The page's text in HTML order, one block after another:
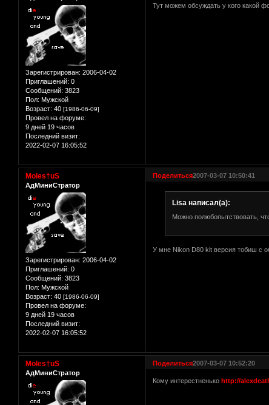
Зарегистрирован: 2006-04-02
Приглашений: 0
Сообщений: 3823
Пол: Мужской
Возраст: 40 [1986-06-09]
Провел на форуме:
9 дней 19 часов
Последний визит:
2022-02-07 16:05:52
Тут можем обсуждать у кого какой
Поделиться2007-03-07 10:50:41
Moles†uS
АдМиниСтратор
Зарегистрирован: 2006-04-02
Приглашений: 0
Сообщений: 3823
Пол: Мужской
Возраст: 40 [1986-06-09]
Провел на форуме:
9 дней 19 часов
Последний визит:
2022-02-07 16:05:52
Lisa написал(а):
Можно полюбопытствовать,
У мне Nikon D80 kit версия тобиш с
Поделиться2007-03-07 10:52:20
Moles†uS
АдМиниСтратор
Кому интерестненько http://